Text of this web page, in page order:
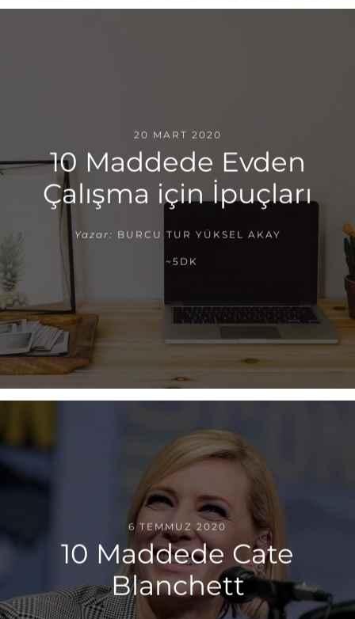
20 MART 2020
10 Maddede Evden
Çalışma için İpuçları
Yazar: BURCU TUR YÜKSEL AKAY
~5DK
6 TEMMUZ 2020
10 Maddede Cate
Blanchett